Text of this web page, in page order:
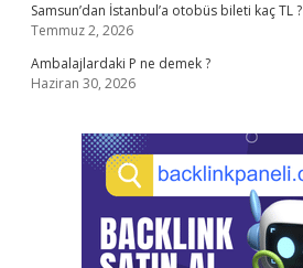
Samsun’dan İstanbul’a otobüs bileti kaç TL ?
Temmuz 2, 2026
Ambalajlardaki P ne demek ?
Haziran 30, 2026